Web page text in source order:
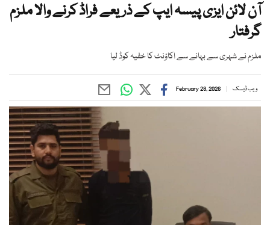
آن لائن ایزی پیسہ ایپ کے ذریعے فراڈ کرنے والا ملزم
گرفتار
ملزم نے شہری سے بہانے سے اکاؤنٹ کا خفیہ کوڈ لیا
ویب ڈیسک February 28, 2026